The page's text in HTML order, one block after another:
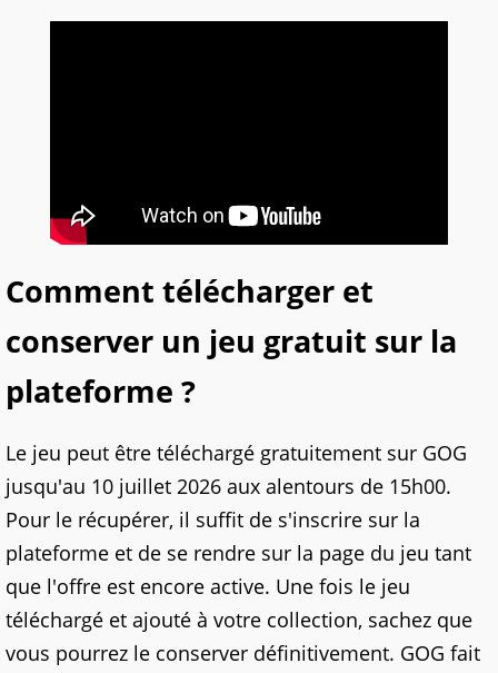
Comment télécharger et
conserver un jeu gratuit sur la
plateforme ?
Le jeu peut être téléchargé gratuitement sur GOG
jusqu'au 10 juillet 2026 aux alentours de 15h00.
Pour le récupérer, il suffit de s'inscrire sur la
plateforme et de se rendre sur la page du jeu tant
que l'offre est encore active. Une fois le jeu
téléchargé et ajouté à votre collection, sachez que
vous pourrez le conserver définitivement. GOG fait